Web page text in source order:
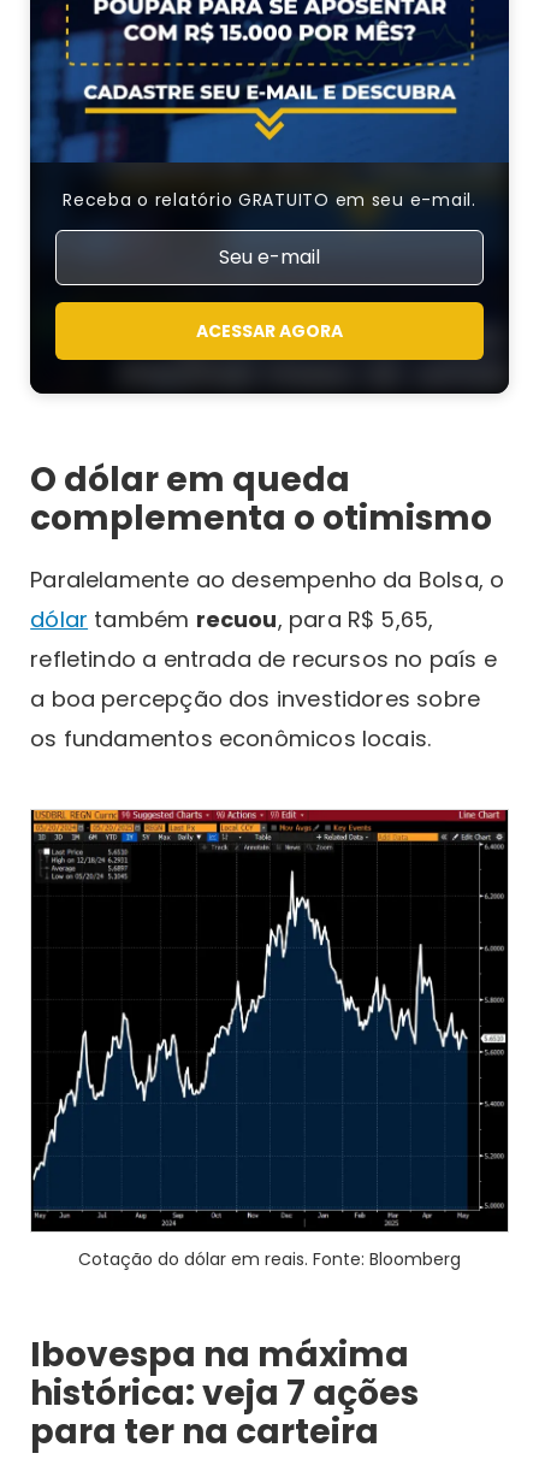
Receba o relatório GRATUITO em seu e-mail.
ACESSAR AGORA
O dólar em queda
complementa o otimismo
Paralelamente ao desempenho da Bolsa, o
dólar também recuou, para R$ 5,65,
refletindo a entrada de recursos no país e
a boa percepção dos investidores sobre
os fundamentos econômicos locais.
Cotação do dólar em reais. Fonte: Bloomberg
Ibovespa na máxima
histórica: veja 7 ações
para ter na carteira